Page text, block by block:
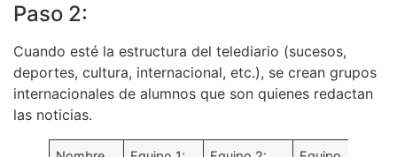
Paso 2:
Cuando esté la estructura del telediario (sucesos,
deportes, cultura, internacional, etc.), se crean grupos
internacionales de alumnos que son quienes redactan
las noticias.